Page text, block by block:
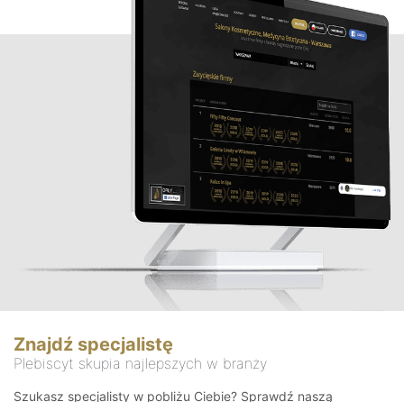
Znajdź specjalistę
Plebiscyt skupia najlepszych w branży
Szukasz specjalisty w pobliżu Ciebie? Sprawdź naszą